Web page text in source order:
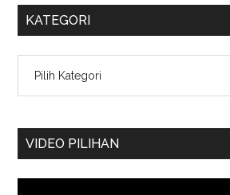
KATEGORI
VIDEO PILIHAN